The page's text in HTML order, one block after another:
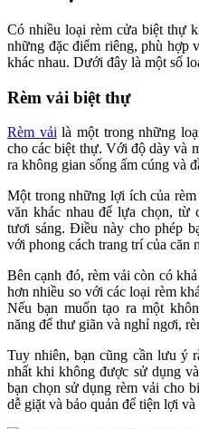
Có nhiều loại rèm cửa biệt thự
những đặc điểm riêng, phù hợp
khác nhau. Dưới đây là một số
Rèm vải biệt thự
Rèm vải là một trong những
cho các biệt thự. Với độ dày và
ra không gian sống ấm cúng và
Một trong những lợi ích của
văn khác nhau để lựa chọn, từ
tươi sáng. Điều này cho phép
với phong cách trang trí của căn
Bên cạnh đó, rèm vải còn có
hơn nhiều so với các loại rèm
Nếu bạn muốn tạo ra một
năng để thư giãn và nghỉ ngơi,
Tuy nhiên, bạn cũng cần lưu ý
nhất khi không được sử dụng
bạn chọn sử dụng rèm vải cho
dễ giặt và bảo quản để tiện lợi